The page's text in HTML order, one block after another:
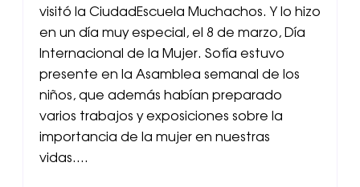
visitó la CiudadEscuela Muchachos. Y lo hizo
en un día muy especial, el 8 de marzo, Día
Internacional de la Mujer. Sofía estuvo
presente en la Asamblea semanal de los
niños, que además habían preparado
varios trabajos y exposiciones sobre la
importancia de la mujer en nuestras
vidas….